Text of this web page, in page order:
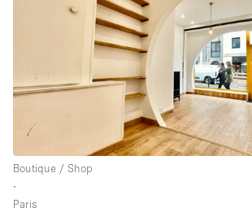
Boutique / Shop
∙
Paris